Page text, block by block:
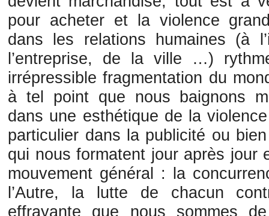
pour acheter et la violence
dans les relations humaines (à
l’entreprise, de la ville …)
irrépressible fragmentation du
à tel point que nous baignons
dans une esthétique de la
particulier dans la publicité ou
qui nous formatent jour après jour
mouvement général : la
l’Autre, la lutte de chacun
effrayante que nous sommes